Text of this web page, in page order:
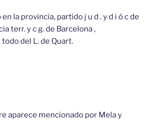
la provincia, partido j u d . y d i ó c de
terr. y c g. de Barcelona ,
del L. de Quart.
aparece mencionado por Mela y